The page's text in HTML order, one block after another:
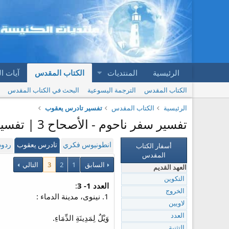
الرئيسية المنتديات الكتاب المقدس آيات
الكتاب المقدس الترجمة اليسوعية
البحث في الكتاب المقدس
الرئيسية
الكتاب المقدس تفسير تادرس يعقوب
تفسير سفر ناحوم - الأصحاح 3 | تفسير تادرس يعقوب
انطونيوس فكري تادرس يعقوب
السابق 1
2
3 التالي
العدد 1- 3
:
1. نينوى، مدينة الدماء :
وَيْلٌ لِمَدِينَةِ الدِّمَاءِ.
أسفار الكتاب
المقدس
العهد القديم
التكوين
الخروج
لاويين
العدد